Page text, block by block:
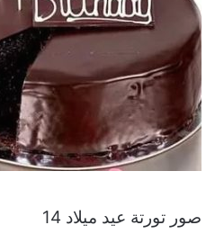
صور تورتة عيد ميلاد 14